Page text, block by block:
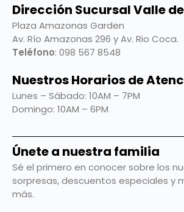
Dirección Sucursal Valle
Plaza Amazonas Garden
Av. Río Amazonas 296 y Av. Rio Coca.
Teléfono: 098 567 8548
Nuestros Horarios de
Lunes – Sábado: 10AM – 7PM
Domingo: 10AM – 6PM
Únete a nuestra familia
Sé el primero en conocer sobre los
sorpresas, descuentos especiales y
más.